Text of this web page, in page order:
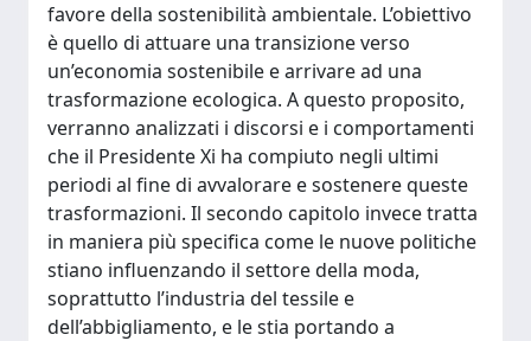
favore della sostenibilità ambientale. L’obiettivo
è quello di attuare una transizione verso
un’economia sostenibile e arrivare ad una
trasformazione ecologica. A questo proposito,
verranno analizzati i discorsi e i comportamenti
che il Presidente Xi ha compiuto negli ultimi
periodi al fine di avvalorare e sostenere queste
trasformazioni. Il secondo capitolo invece tratta
in maniera più specifica come le nuove politiche
stiano influenzando il settore della moda,
soprattutto l’industria del tessile e
dell’abbigliamento, e le stia portando a